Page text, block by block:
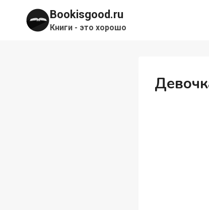
содержимому
Bookisgood.ru
Книги - это хорошо